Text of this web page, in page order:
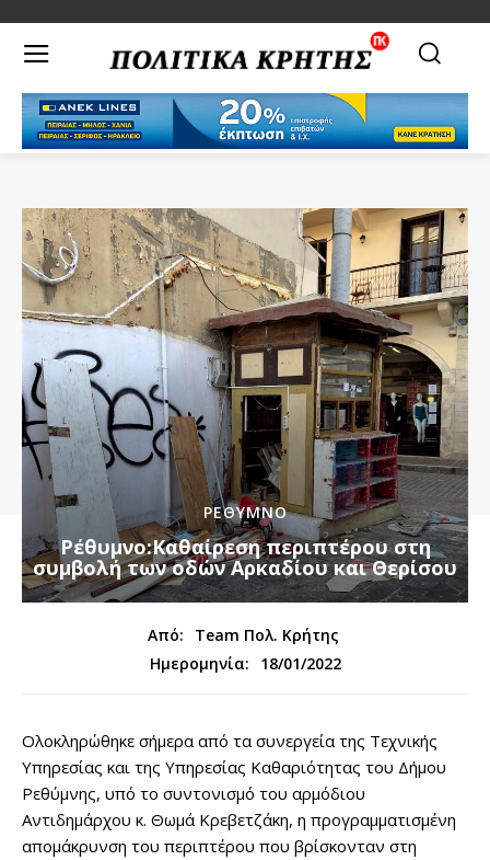
ΡΕΘΥΜΝΟ
Ρέθυμνο:Καθαίρεση περιπτέρου στη
συμβολή των οδών Αρκαδίου και Θερίσου
Από:
Team Πολ. Κρήτης
Ημερομηνία:
18/01/2022
Ολοκληρώθηκε σήμερα από τα συνεργεία της Τεχνικής
Υπηρεσίας και της Υπηρεσίας Καθαριότητας του Δήμου
Ρεθύμνης, υπό το συντονισμό του αρμόδιου
Αντιδημάρχου κ. Θωμά Κρεβετζάκη, η προγραμματισμένη
απομάκρυνση του περιπτέρου που βρίσκονταν στη